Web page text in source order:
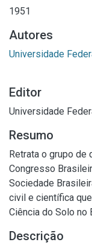
1951
Autores
Universidade
Editor
Universidade
Resumo
Retrata o grupo
Congresso
Sociedade
civil e científica
Ciência do Solo no
Descrição